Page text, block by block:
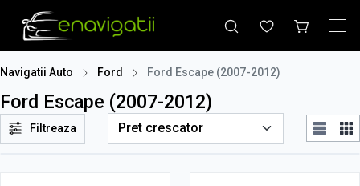
Navigatii Auto Ford Ford Escape (2007-2012)
Ford Escape (2007-2012)
Filtreaza